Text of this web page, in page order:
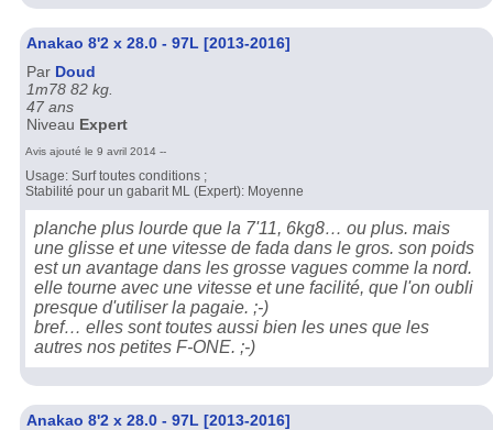
Anakao 8'2 x 28.0 - 97L [2013-2016]
Par Doud
1m78 82 kg.
47 ans
Niveau Expert
Avis ajouté le 9 avril 2014 --
Usage: Surf toutes conditions ;
Stabilité pour un gabarit ML (Expert): Moyenne
planche plus lourde que la 7'11, 6kg8… ou plus. mais
une glisse et une vitesse de fada dans le gros. son poids
est un avantage dans les grosse vagues comme la nord.
elle tourne avec une vitesse et une facilité, que l'on oubli
presque d'utiliser la pagaie. ;-)
bref… elles sont toutes aussi bien les unes que les
autres nos petites F-ONE. ;-)
Anakao 8'2 x 28.0 - 97L [2013-2016]